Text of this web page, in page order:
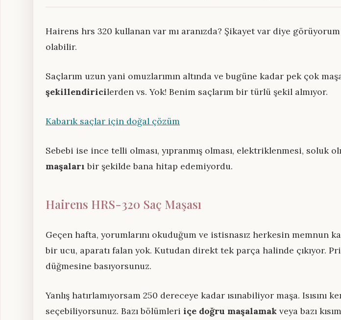
Hairens hrs 320 kullanan var mı aranızda? Şikayet var diye
olabilir.
Saçlarım uzun yani omuzlarımın altında ve bugüne kadar pek çok
şekillendiricilerden vs. Yok! Benim saçlarım bir türlü şekil almıyor.
Kabarık saçlar için doğal çözüm
Sebebi ise ince telli olması, yıpranmış olması, elektriklenmesi,
maşaları bir şekilde bana hitap edemiyordu.
Hairens HRS-320 Saç Maşası
Geçen hafta, yorumlarını okuduğum ve istisnasız herkesin memnun
bir ucu, aparatı falan yok. Kutudan direkt tek parça halinde çıkıyor.
düğmesine basıyorsunuz.
Yanlış hatırlamıyorsam 250 dereceye kadar ısınabiliyor maşa.
seçebiliyorsunuz. Bazı bölümleriiçe doğru maşalamak veya bazı